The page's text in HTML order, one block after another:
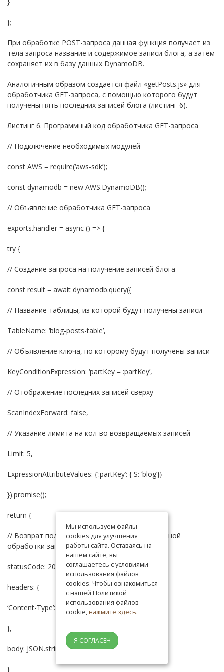
};
При обработке POST-запроса данная функция получает из
тела запроса название и содержимое записи блога, а затем
сохраняет их в базу данных DynamoDB.
Аналогичным образом создается файл «getPosts.js» для
обработчика GET-запроса, с помощью которого будут
получены пять последних записей блога (листинг 6).
Листинг 6. Программный код обработчика GET-запроса
// Подключение необходимых модулей
const AWS = require(‘aws-sdk’);
const dynamodb = new AWS.DynamoDB();
// Объявление обработчика GET-запроса
exports.handler = async () => {
try {
// Создание запроса на получение записей блога
const result = await dynamodb.query({
// Название таблицы, из которой будут получены записи
TableName: ‘blog-posts-table’,
// Объявление ключа, по которому будут получены записи
KeyConditionExpression: ‘partKey = :partKey’,
// Отображение последних записей сверху
ScanIndexForward: false,
// Указание лимита на кол-во возвращаемых записей
Limit: 5,
ExpressionAttributeValues: {‘:partKey’: { S: ‘blog’}}
}).promise();
return {
// Возврат полученных записей в случае успешной
обработки запроса
statusCode: 200,
headers: {
‘Content-Type’: ‘application/json’,
},
body: JSON.stringify(result.Items),
}
Мы используем файлы
cookies для улучшения
работы сайта. Оставаясь на
нашем сайте, вы
соглашаетесь с условиями
использования файлов
cookies. Чтобы ознакомиться
с нашей Политикой
использования файлов
cookie,нажмите здесь.
Я СОГЛАСЕН